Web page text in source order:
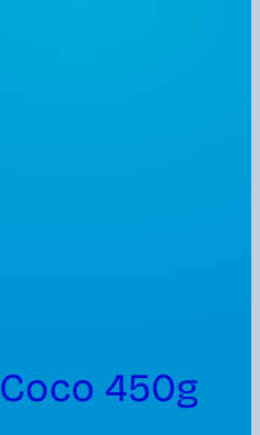
Pedaços – Coco 450g